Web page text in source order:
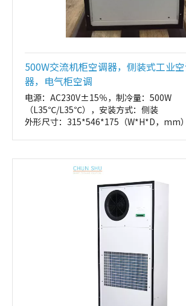
500W交流机柜空调器，侧装式工业
器，电气柜空调
电源：AC230V±15％，制冷量：500W
（L35℃/L35℃），安装方式：侧装
外形尺寸：315*546*175（W*H*D，mm）